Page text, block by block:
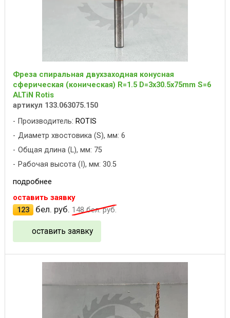
Фреза спиральная двухзаходная конусная
сферическая (коническая) R=1.5 D=3x30.5x75mm S=6
ALTiN Rotis
артикул 133.063075.150
Производитель: ROTIS
Диаметр хвостовика (S), мм: 6
Общая длина (L), мм: 75
Рабочая высота (I), мм: 30.5
подробнее
оставить заявку
123
бел. руб. 148бел. руб.
оставить заявку